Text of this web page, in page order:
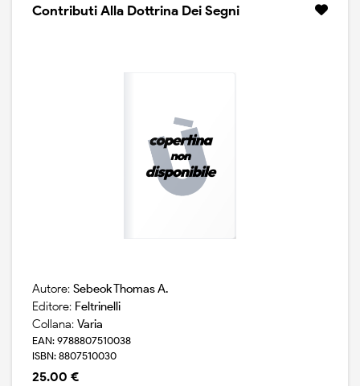
Contributi Alla Dottrina Dei Segni
Autore: Sebeok Thomas A.
Editore: Feltrinelli
Collana: Varia
EAN: 9788807510038
ISBN: 8807510030
25.00 €